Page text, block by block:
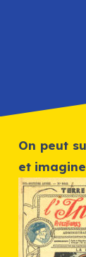
On peut
et